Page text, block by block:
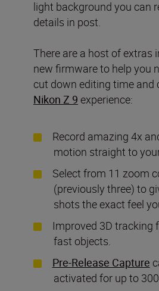
light background you can
details in post.
There are a host of extras
new firmware to help you
cut down editing time and
Nikon Z 9 experience:
Record amazing 4x
motion straight to
Select from 11 zoom
(previously three) to
shots the exact feel
Improved 3D tracking
fast objects.
Pre-Release Capture
activated for up to